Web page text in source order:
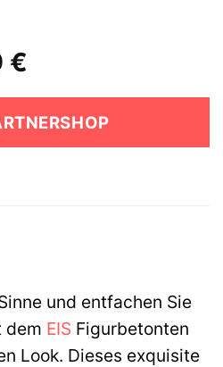
€
€
ist:
6,99 €.
und entfachen Sie
dem EIS Figurbetonten
Look. Dieses exquisite